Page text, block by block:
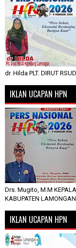
dr. Hilda PLT. DIRUT
IKLAN UCAPAN HPN
Drs. Mugito, M.M
KABUPATEN LAMONGAN
IKLAN UCAPAN HPN